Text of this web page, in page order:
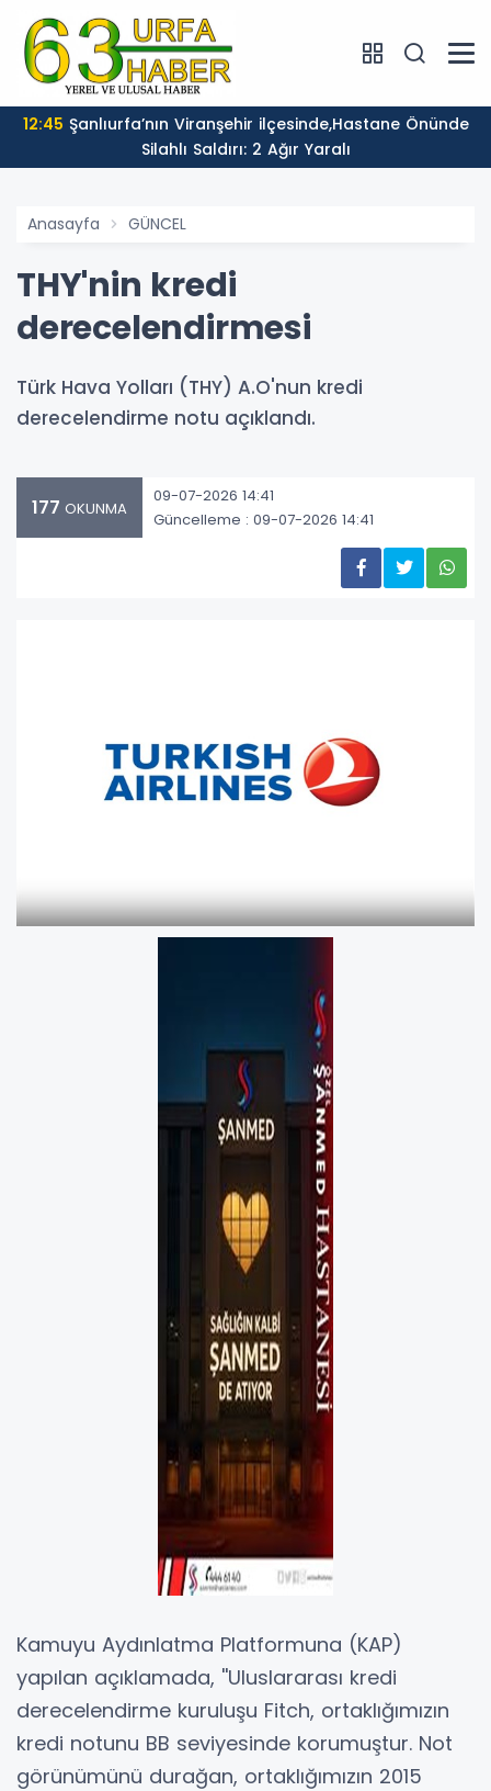
12:45
Silahlı Saldırı: 2 Ağır Yaralı
Anasayfa GÜNCEL
THY'nin kredi
derecelendirmesi
Türk Hava Yolları (THY) A.O'nun kredi
derecelendirme notu açıklandı.
177 OKUNMA
09-07-2026 14:41
Güncelleme : 09-07-2026 14:41
Kamuyu Aydınlatma Platformuna (KAP)
yapılan açıklamada, ''Uluslararası kredi
derecelendirme kuruluşu Fitch, ortaklığımızın
kredi notunu BB seviyesinde korumuştur. Not
görünümünü durağan, ortaklığımızın 2015